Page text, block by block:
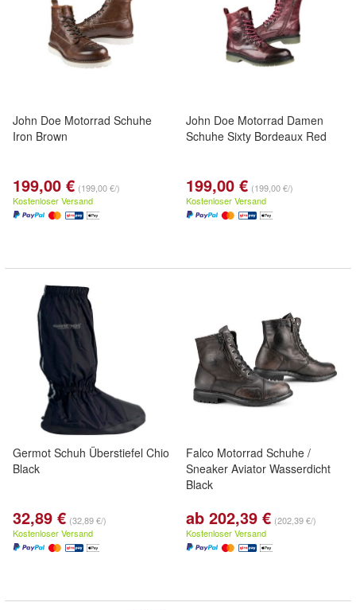
John Doe Motorrad Schuhe
Iron Brown
199,00 € (199,00 €/)
Kostenloser Versand
John Doe Motorrad Damen
Schuhe Sixty Bordeaux Red
199,00 € (199,00 €/)
Kostenloser Versand
Germot Schuh Überstiefel Chio
Black
32,89 € (32,89 €/)
Kostenloser Versand
Falco Motorrad Schuhe /
Sneaker Aviator Wasserdicht
Black
ab 202,39 € (202,39 €/)
Kostenloser Versand